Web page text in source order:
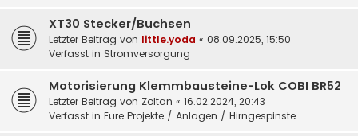
XT30 Stecker/Buchsen
Letzter Beitrag von little.yoda « 08.09.2025, 15:50
Verfasst in Stromversorgung
Motorisierung Klemmbausteine-Lok COBI BR52
Letzter Beitrag von Zoltan « 16.02.2024, 20:43
Verfasst in Eure Projekte / Anlagen / Hirngespinste